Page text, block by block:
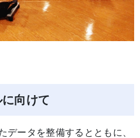
向けて
データを整備するとともに、